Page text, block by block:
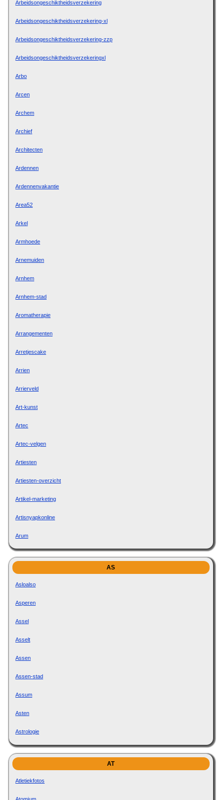
Arbeidsongeschiktheidsverzekering
Arbeidsongeschiktheidsverzekering-xl
Arbeidsongeschiktheidsverzekering-zzp
Arbeidsongeschiktheidsverzekeringxl
Arbo
Arcen
Archem
Archief
Architecten
Ardennen
Ardennenvakantie
Area52
Arkel
Armhoede
Arnemuiden
Arnhem
Arnhem-stad
Aromatherapie
Arrangementen
Arretjescake
Arrien
Arrierveld
Art-kunst
Artec
Artec-velgen
Artiesten
Artiesten-overzicht
Artikel-marketing
Artisnyapkonline
Arum
AS
Asloalso
Asperen
Assel
Asselt
Assen
Assen-stad
Assum
Asten
Astrologie
AT
Atletiekfotos